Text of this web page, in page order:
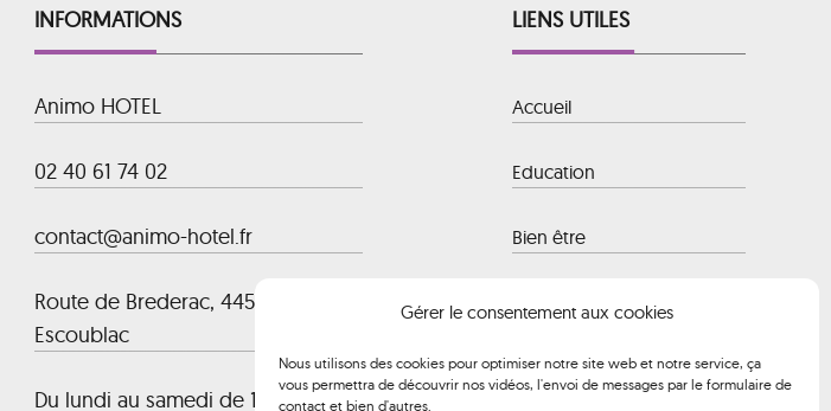
Gérer le consentement aux cookies
Nous utilisons des cookies pour optimiser notre site web et notre service, ça
vous permettra de découvrir nos vidéos, l'envoi de messages par le formulaire de
contact et bien d'autres.
INFORMATIONS
Animo HOTEL
02 40 61 74 02
contact@animo-hotel.fr
Route de Brederac, 44500 La Baule-
Escoublac
Du lundi au samedi de 10h00 à 12h00 et
LIENS UTILES
Accueil
Education
Bien être
Hôtellerie
Transport